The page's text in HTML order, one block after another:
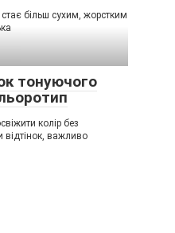
стає більш сухим, жорстким
тонуючого
колір без
важливо